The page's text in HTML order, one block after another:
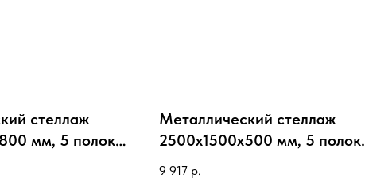
стеллаж
мм, 5 полок,
Металлический стеллаж
2500х1500х500 мм, 5 полок,
до 100 кг на полку
9 917 р.